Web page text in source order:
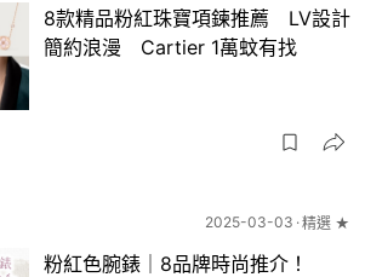
8款精品粉紅珠寶項鍊推薦 LV設計
簡約浪漫 Cartier 1萬蚊有找
2025-03-03 精選 ★
粉紅色腕錶｜8品牌時尚推介！